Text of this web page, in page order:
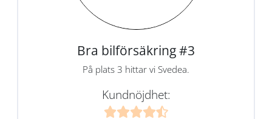
Bra bilförsäkring #3
På plats 3 hittar vi Svedea.
Kundnöjdhet: